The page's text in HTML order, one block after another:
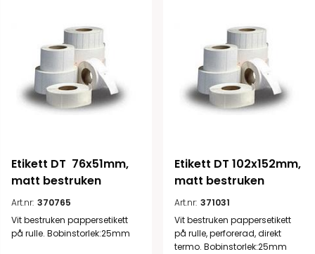
Etikett DT  76x51mm,
matt bestruken
Art.nr: 370765
Vit bestruken pappersetikett
på rulle. Bobinstorlek:25mm
Etikett DT 102x152mm,
matt bestruken
Art.nr: 371031
Vit bestruken pappersetikett
på rulle, perforerad, direkt
termo. Bobinstorlek:25mm